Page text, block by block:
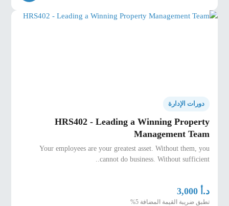
دورات الإدارة
HRS402 - Leading a Winning Property
Management Team
Your employees are your greatest asset. Without them, you
cannot do business. Without sufficient..
د.أ 3,000
تطبق ضريبة القيمة المضافة 5%